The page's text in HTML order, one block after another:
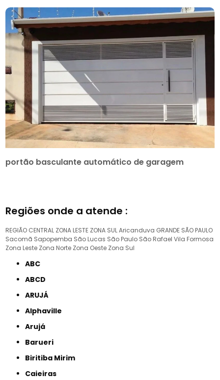
portão basculante automático de garagem
Regiões onde a atende :
REGIÃO CENTRAL ZONA LESTE ZONA SULAricanduva GRANDE SÃO PAULO
Sacomã Sapopemba São Lucas São Paulo São Rafael Vila Formosa
Zona Leste Zona Norte Zona Oeste Zona Sul
ABC
ABCD
ARUJÁ
Alphaville
Arujá
Barueri
Biritiba Mirim
Caieiras